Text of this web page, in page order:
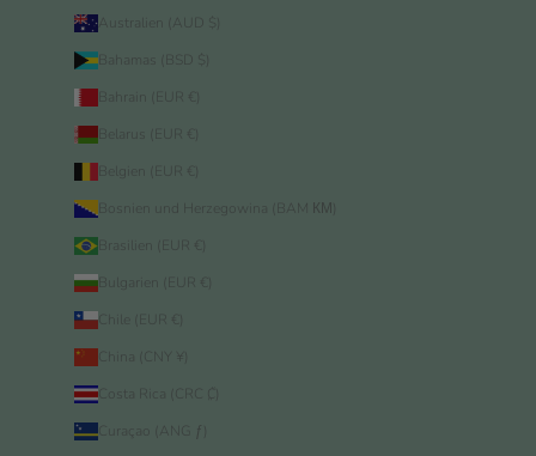
Australien (AUD $)
Bahamas (BSD $)
Bahrain (EUR €)
Belarus (EUR €)
Belgien (EUR €)
Bosnien und Herzegowina (BAM КМ)
Brasilien (EUR €)
Bulgarien (EUR €)
Chile (EUR €)
China (CNY ¥)
Costa Rica (CRC ₡)
Curaçao (ANG ƒ)